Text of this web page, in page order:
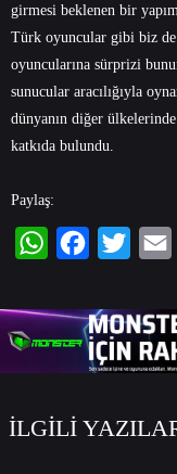
girmesi beklenen bir
Türk oyuncular gibi biz de
oyuncularına sürprizi
sunucular aracılığıyla
dünyanın diğer
katkıda bulundu.
Paylaş:
İLGİLİ